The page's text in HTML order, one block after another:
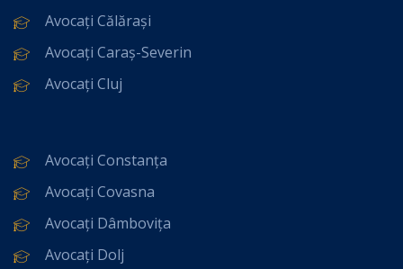
Avocați Călărași
Avocați Caraș-Severin
Avocați Cluj
Avocați Constanța
Avocați Covasna
Avocați Dâmbovița
Avocați Dolj